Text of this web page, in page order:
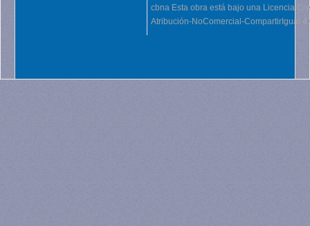
cbna Esta obra está bajo una Licencia
Atribución-NoComercial-CompartirIgual